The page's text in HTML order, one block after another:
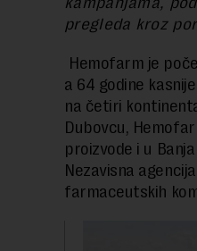
pregleda kroz
Hemofarm je
a 64 godine
na četiri
Dubovcu,
proizvode i u
Nezavisna agencija
farmaceutskih